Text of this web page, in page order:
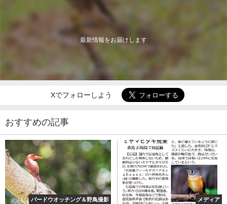
最新情報をお届けします
Xでフォローしよう
おすすめの記事
バードウオッチング＆野鳥撮影 メディア